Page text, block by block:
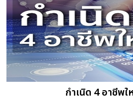
กำเนิด 4 อาชีพใ